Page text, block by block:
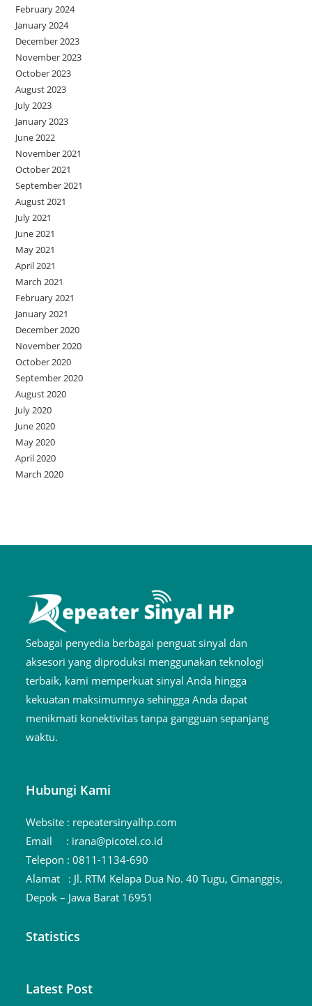
February 2024
January 2024
December 2023
November 2023
October 2023
August 2023
July 2023
January 2023
June 2022
November 2021
October 2021
September 2021
August 2021
July 2021
June 2021
May 2021
April 2021
March 2021
February 2021
January 2021
December 2020
November 2020
October 2020
September 2020
August 2020
July 2020
June 2020
May 2020
April 2020
March 2020
Sebagai penyedia berbagai penguat sinyal dan
aksesori yang diproduksi menggunakan teknologi
terbaik, kami memperkuat sinyal Anda hingga
kekuatan maksimumnya sehingga Anda dapat
menikmati konektivitas tanpa gangguan sepanjang
waktu.
Hubungi Kami
Website : repeatersinyalhp.com
Email : irana@picotel.co.id
Telepon :0811-1134-690
Alamat : Jl. RTM Kelapa Dua No. 40 Tugu, Cimanggis,
Depok – Jawa Barat 16951
Statistics
Latest Post